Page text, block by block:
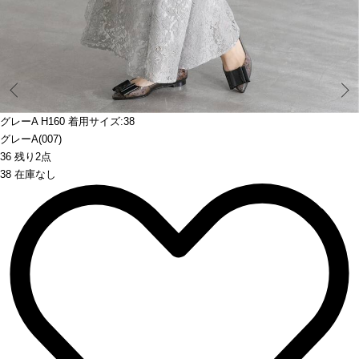
グレーA H160 着用サイズ:38
グレーA(007)
36 残り2点
38 在庫なし